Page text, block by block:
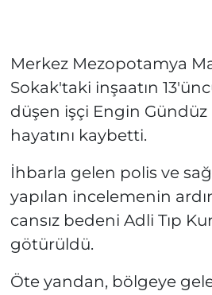
Merkez Mezopotamya
Sokak'taki inşaatın
düşen işçi Engin Gündüz
hayatını kaybetti.
İhbarla gelen polis ve
yapılan incelemenin
cansız bedeni Adli Tıp
götürüldü.
Öte yandan, bölgeye